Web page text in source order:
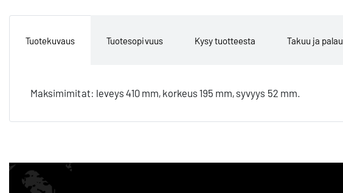
Tuotekuvaus Tuotesopivuus Kysy tuotteesta Takuu ja
Maksimimitat: leveys 410 mm, korkeus 195 mm, syvyys 52 mm.